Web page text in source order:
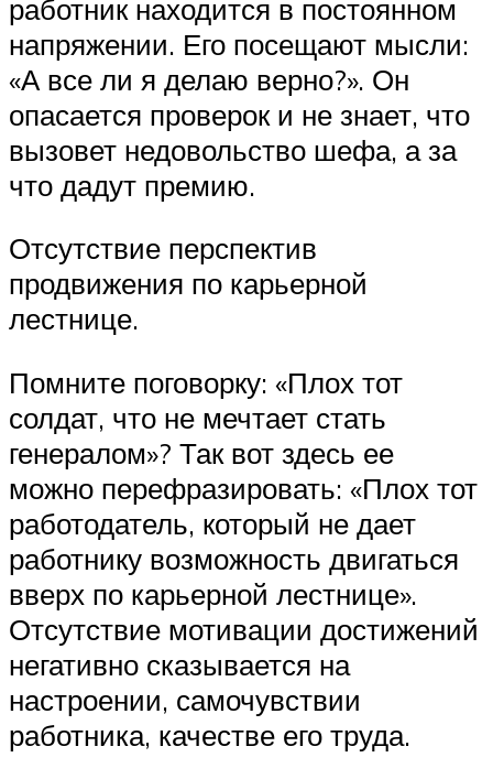
работник находится в постоянном
напряжении. Его посещают мысли:
«А все ли я делаю верно?». Он
опасается проверок и не знает, что
вызовет недовольство шефа, а за
что дадут премию.
Отсутствие перспектив
продвижения по карьерной
лестнице.
Помните поговорку: «Плох тот
солдат, что не мечтает стать
генералом»? Так вот здесь ее
можно перефразировать: «Плох тот
работодатель, который не дает
работнику возможность двигаться
вверх по карьерной лестнице».
Отсутствие мотивации достижений
негативно сказывается на
настроении, самочувствии
работника, качестве его труда.